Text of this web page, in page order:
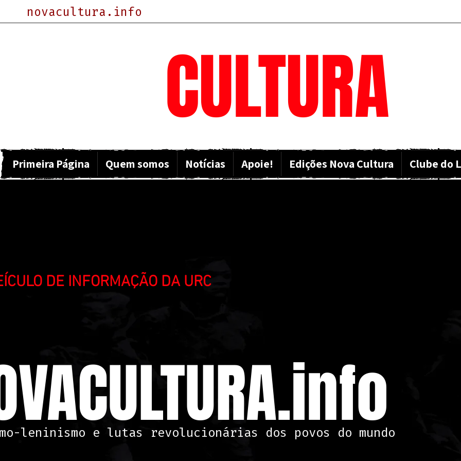
novacultura.info
CULTURA
Primeira Página Quem somos Notícias Apoie! Edições Nova Cultura Clube do
DE INFORMAÇÃO DA URC
leninismo e lutas revolucionárias dos povos do mundo